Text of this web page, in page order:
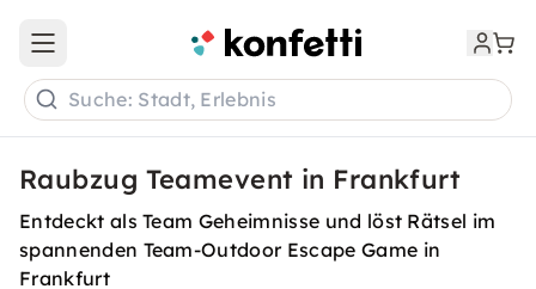
Open main menu
Suche: Stadt, Erlebnis
Raubzug Teamevent in Frankfurt
Entdeckt als Team Geheimnisse und löst Rätsel im
spannenden Team-Outdoor Escape Game in
Frankfurt